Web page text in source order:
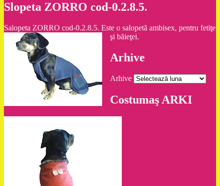
Slopeta ZORRO cod-0.2.8.5.
Salopeta ZORRO cod-0.2.8.5. Este o salopetă ambisex, pentru fetiţe
şi băieţei.
Arhive
Arhive
Costumaş ARKI